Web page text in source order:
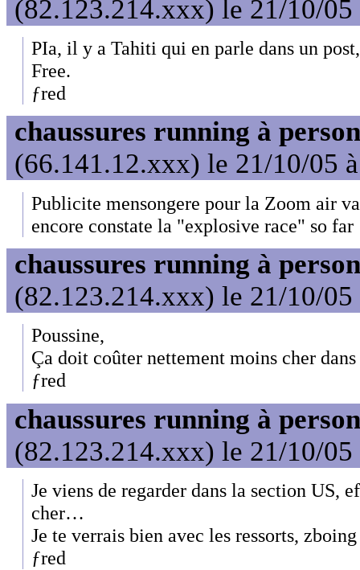
(82.123.214.xxx) le 21/10/05
PIa, il y a Tahiti qui en parle dans un
Free.
ƒred
chaussures running à
(66.141.12.xxx) le 21/10/05
Publicite mensongere pour la Zoom air
encore constate la "explosive race" so
chaussures running à
(82.123.214.xxx) le 21/10/05
Poussine,
Ça doit coûter nettement moins cher
ƒred
chaussures running à
(82.123.214.xxx) le 21/10/05
Je viens de regarder dans la section US,
cher…
Je te verrais bien avec les ressorts,
ƒred